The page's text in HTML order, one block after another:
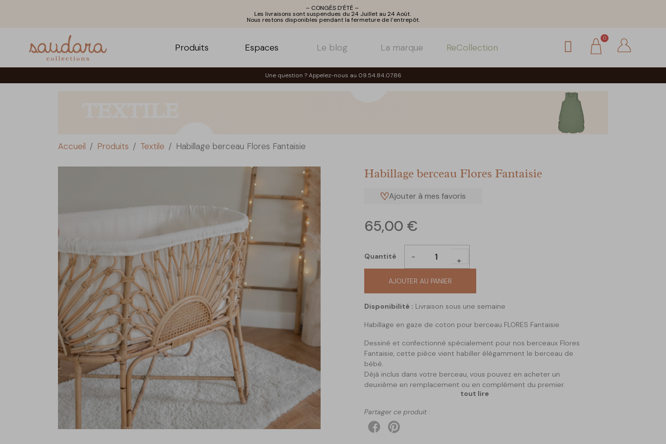
– CONGÉS D’ÉTÉ –
Les livraisons sont suspendues du 24 Juillet au 24 Août.
Nous restons disponibles pendant la fermeture de l’entrepôt.
Produits Espaces Le blog La marque ReCollection
Une question ? Appelez-nous au 09.54.84.07.86
Accueil Produits Textile Habillage berceau Flores Fantaisie
Habillage berceau Flores Fantaisie
Ajouter à mes favoris
65,00 €
Quantité - +
AJOUTER AU PANIER
Disponibilité : Livraison sous une semaine
Habillage en gaze de coton pour berceau FLORES Fantaisie
Dessiné et confectionné spécialement pour nos berceaux Flores
Fantaisie, cette pièce vient habiller élégamment le berceau de
bébé.
Déjà inclus dans votre berceau, vous pouvez en acheter un
deuxième en remplacement ou en complément du premier.
Collections, les retours pour problème de dimensions ne seront
pas acceptés
100% Coton Oeko-Tex
tout lire
Partager ce produit :